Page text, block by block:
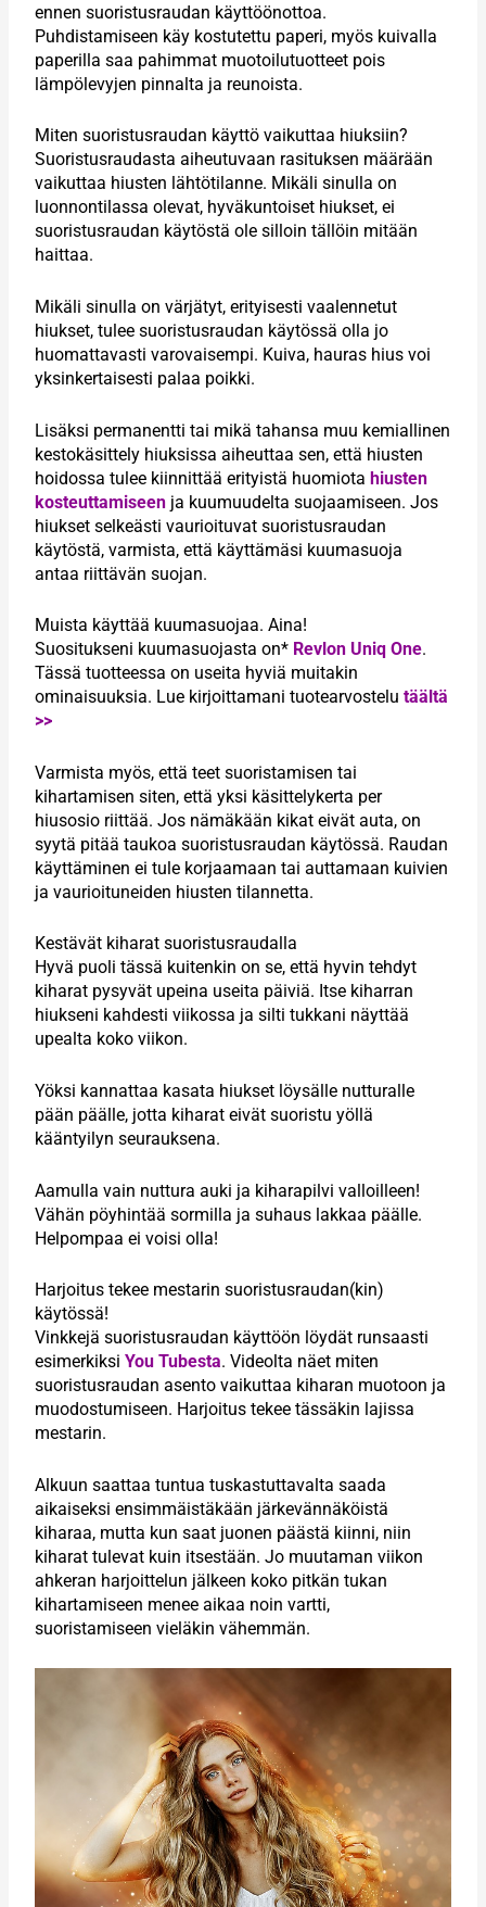
ennen suoristusraudan käyttöönottoa.
Puhdistamiseen käy kostutettu paperi, myös kuivalla
paperilla saa pahimmat muotoilutuotteet pois
lämpölevyjen pinnalta ja reunoista.
Miten suoristusraudan käyttö vaikuttaa hiuksiin?
Suoristusraudasta aiheutuvaan rasituksen määrään
vaikuttaa hiusten lähtötilanne. Mikäli sinulla on
luonnontilassa olevat, hyväkuntoiset hiukset, ei
suoristusraudan käytöstä ole silloin tällöin mitään
haittaa.
Mikäli sinulla on värjätyt, erityisesti vaalennetut
hiukset, tulee suoristusraudan käytössä olla jo
huomattavasti varovaisempi. Kuiva, hauras hius voi
yksinkertaisesti palaa poikki.
Lisäksi permanentti tai mikä tahansa muu kemiallinen
kestokäsittely hiuksissa aiheuttaa sen, että hiusten
hoidossa tulee kiinnittää erityistä huomiotahiusten
kosteuttamiseen ja kuumuudelta suojaamiseen. Jos
hiukset selkeästi vaurioituvat suoristusraudan
käytöstä, varmista, että käyttämäsi kuumasuoja
antaa riittävän suojan.
Muista käyttää kuumasuojaa. Aina!
Suositukseni kuumasuojasta on* Revlon Uniq One.
Tässä tuotteessa on useita hyviä muitakin
ominaisuuksia. Lue kirjoittamani tuotearvostelutäältä
>>
Varmista myös, että teet suoristamisen tai
kihartamisen siten, että yksi käsittelykerta per
hiusosio riittää. Jos nämäkään kikat eivät auta, on
syytä pitää taukoa suoristusraudan käytössä. Raudan
käyttäminen ei tule korjaamaan tai auttamaan kuivien
ja vaurioituneiden hiusten tilannetta.
Kestävät kiharat suoristusraudalla
Hyvä puoli tässä kuitenkin on se, että hyvin tehdyt
kiharat pysyvät upeina useita päiviä. Itse kiharran
hiukseni kahdesti viikossa ja silti tukkani näyttää
upealta koko viikon.
Yöksi kannattaa kasata hiukset löysälle nutturalle
pään päälle, jotta kiharat eivät suoristu yöllä
kääntyilyn seurauksena.
Aamulla vain nuttura auki ja kiharapilvi valloilleen!
Vähän pöyhintää sormilla ja suhaus lakkaa päälle.
Helpompaa ei voisi olla!
Harjoitus tekee mestarin suoristusraudan(kin)
käytössä!
Vinkkejä suoristusraudan käyttöön löydät runsaasti
esimerkiksiYou Tubesta. Videolta näet miten
suoristusraudan asento vaikuttaa kiharan muotoon ja
muodostumiseen. Harjoitus tekee tässäkin lajissa
mestarin.
Alkuun saattaa tuntua tuskastuttavalta saada
aikaiseksi ensimmäistäkään järkevännäköistä
kiharaa, mutta kun saat juonen päästä kiinni, niin
kiharat tulevat kuin itsestään. Jo muutaman viikon
ahkeran harjoittelun jälkeen koko pitkän tukan
kihartamiseen menee aikaa noin vartti,
suoristamiseen vieläkin vähemmän.